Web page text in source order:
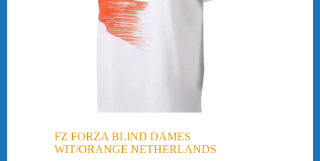
FZ FORZA BLIND DAMES
WIT/ORANGE NETHERLANDS